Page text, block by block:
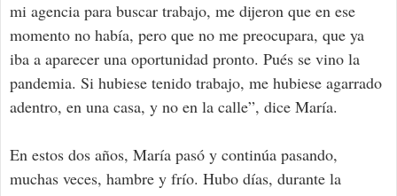
mi agencia para buscar trabajo, me dijeron que en ese
momento no había, pero que no me preocupara, que ya
iba a aparecer una oportunidad pronto. Pués se vino la
pandemia. Si hubiese tenido trabajo, me hubiese agarrado
adentro, en una casa, y no en la calle”, dice María.
En estos dos años, María pasó y continúa pasando,
muchas veces, hambre y frío. Hubo días, durante la